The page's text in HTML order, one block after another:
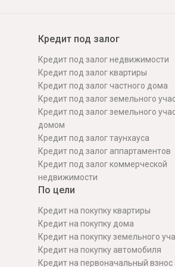
Все вклады
Мобильное приложение
Подтверждение согласия
Все сервисы
Кредит под залог
Кредит под залог недвижимости
Кредит под залог квартиры
Кредит под залог частного дома
Кредит под залог земельного
Кредит под залог земельного
домом
Кредит под залог таунхауса
Кредит под залог аппартаментов
Кредит под залог коммерческой
недвижимости
По цели
Кредит на покупку квартиры
Кредит на покупку дома
Кредит на покупку земельного
Кредит на покупку автомобиля
Кредит на первоначальный взнос